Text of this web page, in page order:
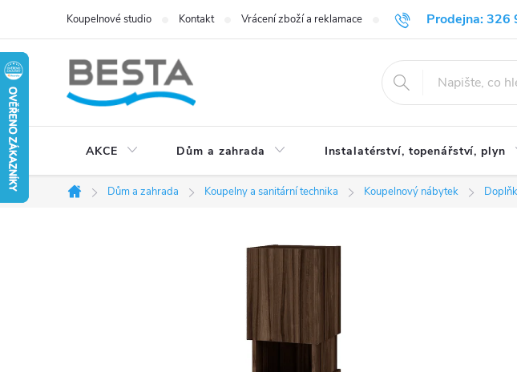
obsah
Prodejna: 326
Koupelnové studio Kontakt Vrácení zboží a reklamace Blog Obchodní
AKCE Dům a zahrada Instalatérství, topenářství, plyn
Domů
Dům a zahrada Koupelny a sanitární technika Koupelnový nábytek